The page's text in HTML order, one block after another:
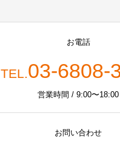
お電話
TEL.03-6808-
営業時間 / 9:00〜18:00
お問い合わせ